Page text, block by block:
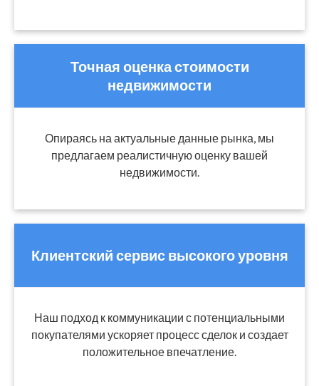
Точная оценка стоимости
недвижимости
Опираясь на актуальные данные рынка, мы
предлагаем реалистичную оценку вашей
недвижимости.
Клиентский сервис высокого уровня
Наш подход к коммуникации с потенциальными
покупателями ускоряет процесс сделок и создает
положительное впечатление.